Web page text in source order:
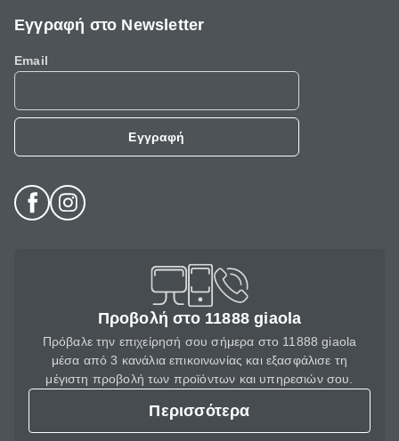
Εγγραφή στο Newsletter
Email
Εγγραφή
Προβολή στο 11888 giaola
Πρόβαλε την επιχείρησή σου σήμερα στο 11888 giaola
μέσα από 3 κανάλια επικοινωνίας και εξασφάλισε τη
μέγιστη προβολή των προϊόντων και υπηρεσιών σου.
Περισσότερα